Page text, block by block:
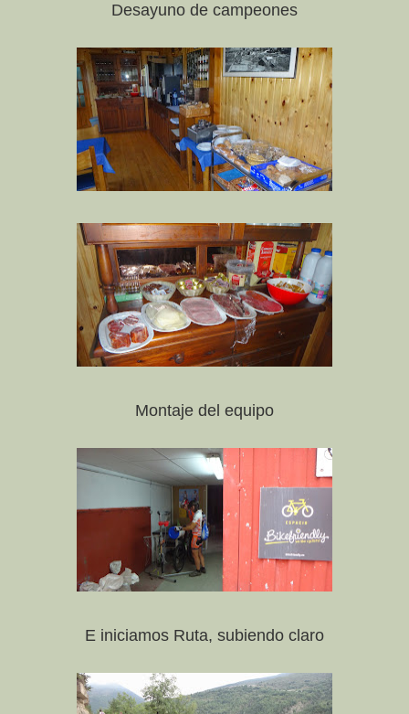
Desayuno de campeones
Montaje del equipo
E iniciamos Ruta, subiendo claro